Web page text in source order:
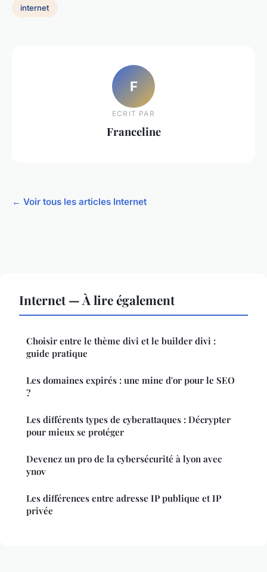
internet
F
ECRIT PAR
Franceline
← Voir tous les articles Internet
Internet — À lire également
Choisir entre le thème divi et le builder divi :
guide pratique
Les domaines expirés : une mine d'or pour le SEO
?
Les différents types de cyberattaques : Décrypter
pour mieux se protéger
Devenez un pro de la cybersécurité à lyon avec
ynov
Les différences entre adresse IP publique et IP
privée